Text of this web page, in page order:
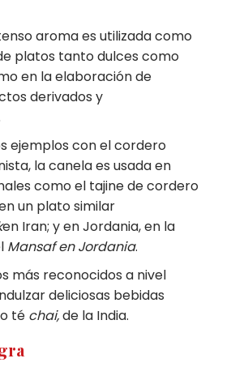
aroma es utilizada como
platos tanto dulces como
en la elaboración de
derivados y
ejemplos con el cordero
la canela es usada en
como el tajine de cordero
un plato similar
en Iran; y en Jordania, en la
Mansaf en Jordania.
más reconocidos a nivel
deliciosas bebidas
té chai,de la India.